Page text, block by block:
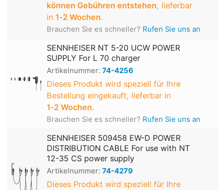
können Gebühren entstehen, lieferbar
in 1‑2 Wochen.
Brauchen Sie es schneller? Rufen Sie uns an
SENNHEISER NT 5-20 UCW POWER
SUPPLY For L 70 charger
Artikelnummer: 74-4256
Dieses Produkt wird speziell für Ihre
Bestellung eingekauft, lieferbar in
1‑2 Wochen.
Brauchen Sie es schneller? Rufen Sie uns an
SENNHEISER 509458 EW-D POWER
DISTRIBUTION CABLE For use with NT
12-35 CS power supply
Artikelnummer: 74-4279
Dieses Produkt wird speziell für Ihre